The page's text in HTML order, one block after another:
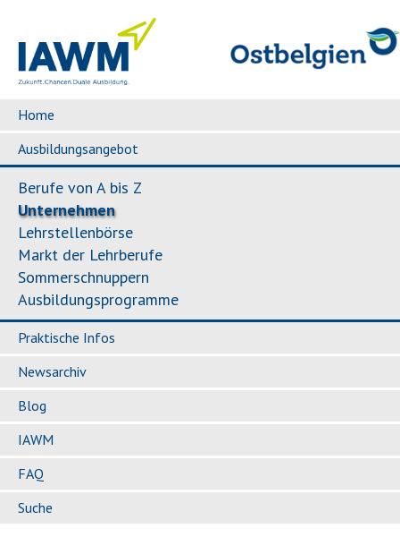
Home
Ausbildungsangebot
Berufe von A bis Z
Unternehmen
Lehrstellenbörse
Markt der Lehrberufe
Sommerschnuppern
Ausbildungsprogramme
Praktische Infos
Newsarchiv
Blog
IAWM
FAQ
Suche